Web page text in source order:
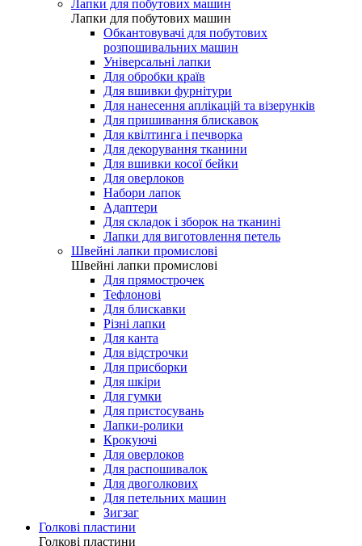
Лапки для побутових машин
Лапки для побутових машин
Обкантовувачі для побутових
розпошивальних машин
Універсальні лапки
Для обробки країв
Для вшивки фурнітури
Для нанесення аплікацій та візерунків
Для пришивання блискавок
Для квілтинга і печворка
Для декорування тканини
Для вшивки косої бейки
Для оверлоков
Набори лапок
Адаптери
Для складок і зборок на тканині
Лапки для виготовлення петель
Швейні лапки промислові
Швейні лапки промислові
Для прямострочек
Тефлонові
Для блискавки
Різні лапки
Для канта
Для відстрочки
Для присборки
Для шкіри
Для гумки
Для пристосувань
Лапки-ролики
Крокуючі
Для оверлоков
Для распошивалок
Для двоголкових
Для петельних машин
Зигзаг
Голкові пластини
Голкові пластини